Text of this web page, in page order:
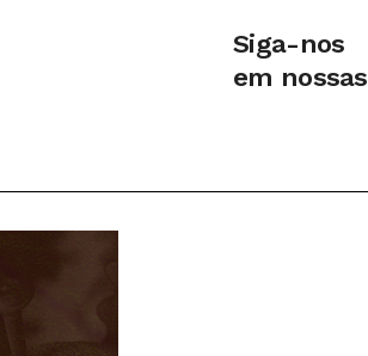
Siga-nos
em nossas